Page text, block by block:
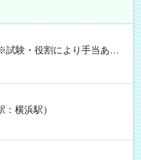
前払い）オプションあ
間ほどで給与の一部を受け
休憩1時間） 時給1,300円
日の役割により時給＋100
（休憩なし） 時給1,300
円＋交通費 【試用期
横浜駅）